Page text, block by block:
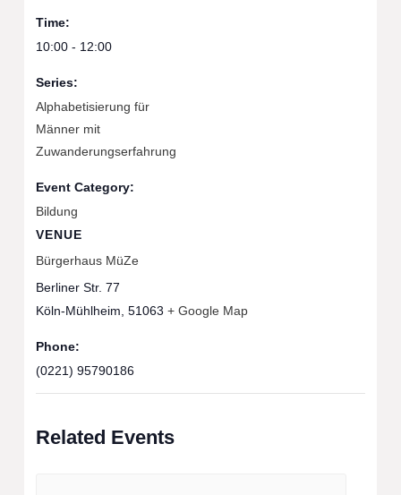
Time:
10:00 - 12:00
Series:
Alphabetisierung für
Männer mit
Zuwanderungserfahrung
Event Category:
Bildung
VENUE
Bürgerhaus MüZe
Berliner Str. 77
Köln-Mühlheim, 51063 + Google Map
Phone:
(0221) 95790186
Related Events